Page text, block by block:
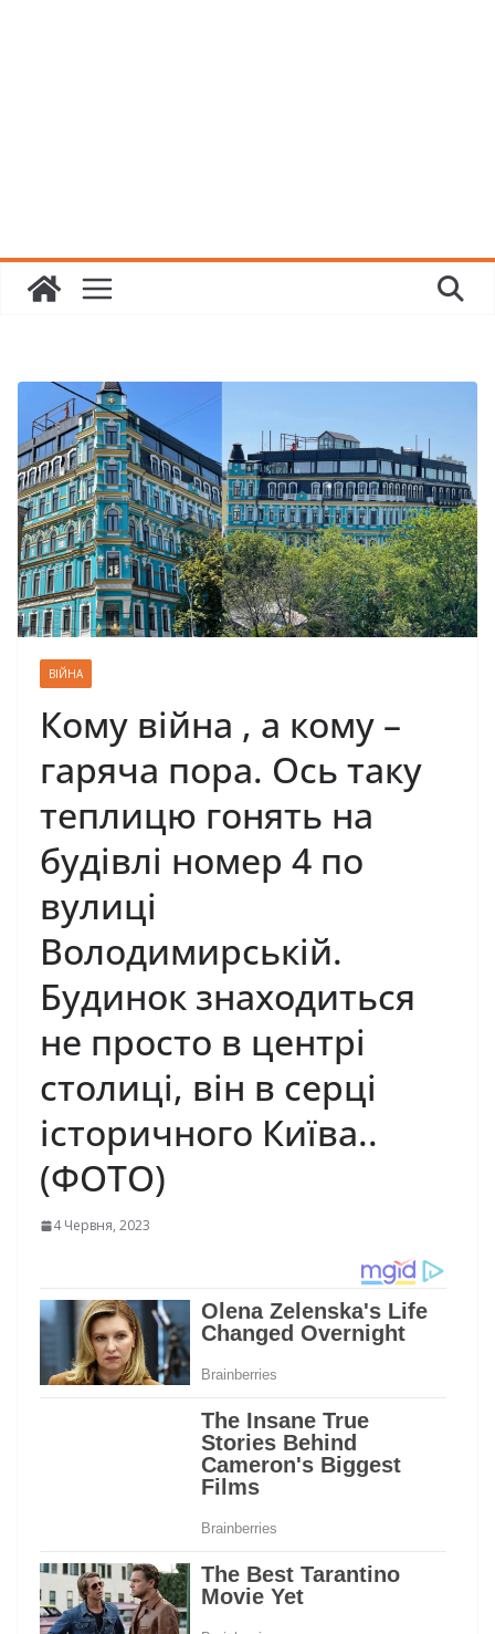
ВІЙНА
Кому війна , а кому –
гаряча пора. Ось таку
теплицю гонять на
будівлі номер 4 по
вулиці
Володимирській.
Будинок знаходиться
не просто в центрі
столиці, він в серці
історичного Київа..
(ФОТО)
4 Червня, 2023